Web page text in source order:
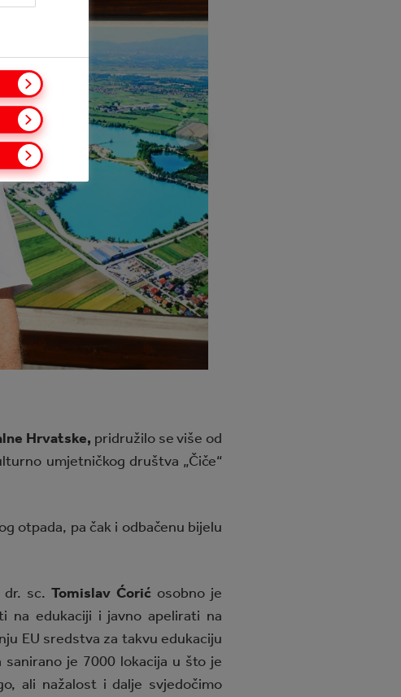
Hrvatske, pridružilo se više od
umjetničkog društva „Čiče“
otpada, pa čak i odbačenu bijelu
dr. sc.Tomislav Ćorić osobno je
na edukaciji i javno apelirati na
EU sredstva za takvu edukaciju
je 7000 lokacija u što je
ali nažalost i dalje svjedočimo